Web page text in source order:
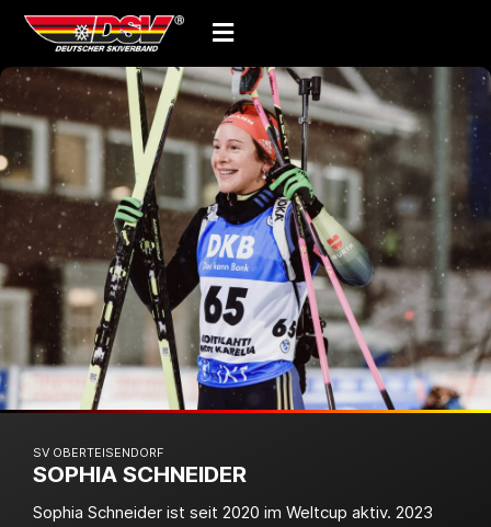
SV OBERTEISENDORF
SOPHIA SCHNEIDER
Sophia Schneider ist seit 2020 im Weltcup aktiv. 2023